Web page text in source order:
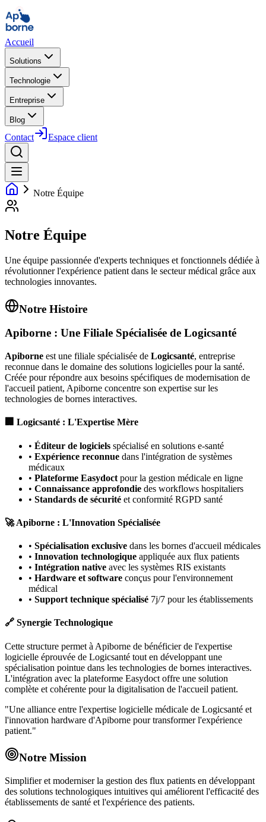
Accueil
Solutions
Technologie
Entreprise
Blog
Contact Espace client
Notre Équipe
Notre Équipe
Une équipe passionnée d'experts techniques et fonctionnels dédiée à
révolutionner l'expérience patient dans le secteur médical grâce aux
technologies innovantes.
Notre Histoire
Apiborne : Une Filiale Spécialisée de Logicsanté
Apiborne est une filiale spécialisée de Logicsanté, entreprise
reconnue dans le domaine des solutions logicielles pour la santé.
Créée pour répondre aux besoins spécifiques de modernisation de
l'accueil patient, Apiborne concentre son expertise sur les
technologies de bornes interactives.
🏢 Logicsanté : L'Expertise Mère
• Éditeur de logiciels spécialisé en solutions e-santé
• Expérience reconnue dans l'intégration de systèmes
médicaux
• Plateforme Easydoct pour la gestion médicale en ligne
• Connaissance approfondie des workflows hospitaliers
• Standards de sécurité et conformité RGPD santé
🚀 Apiborne : L'Innovation Spécialisée
• Spécialisation exclusive dans les bornes d'accueil médicales
• Innovation technologique appliquée aux flux patients
• Intégration native avec les systèmes RIS existants
• Hardware et software conçus pour l'environnement
médical
• Support technique spécialisé 7j/7 pour les établissements
🔗 Synergie Technologique
Cette structure permet à Apiborne de bénéficier de l'expertise
logicielle éprouvée de Logicsanté tout en développant une
spécialisation pointue dans les technologies de bornes interactives.
L'intégration avec la plateforme Easydoct offre une solution
complète et cohérente pour la digitalisation de l'accueil patient.
"Une alliance entre l'expertise logicielle médicale de Logicsanté et
l'innovation hardware d'Apiborne pour transformer l'expérience
patient."
Notre Mission
Simplifier et moderniser la gestion des flux patients en développant
des solutions technologiques intuitives qui améliorent l'efficacité des
établissements de santé et l'expérience des patients.